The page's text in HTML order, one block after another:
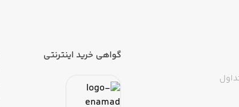
گواهی خرید اینترنتی